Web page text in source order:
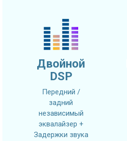
Двойной
DSP
Передний /
задний
независимый
эквалайзер +
Задержки звука